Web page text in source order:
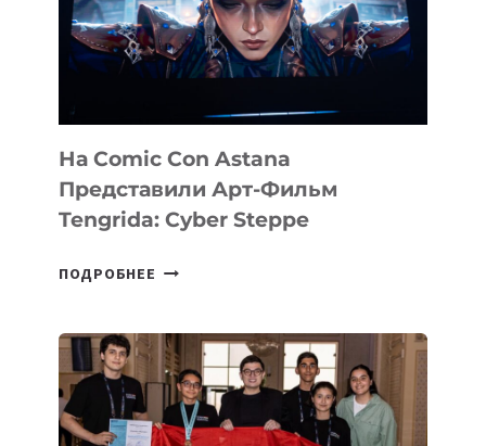
На Comic Con Astana
Представили Арт-Фильм
Tengrida: Cyber Steppe
ПОДРОБНЕЕ
ASTANA
ПРЕДСТАВИЛИ
АРТ-
ФИЛЬМ